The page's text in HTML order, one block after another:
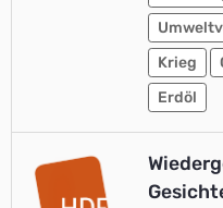
Krieg
Erdöl